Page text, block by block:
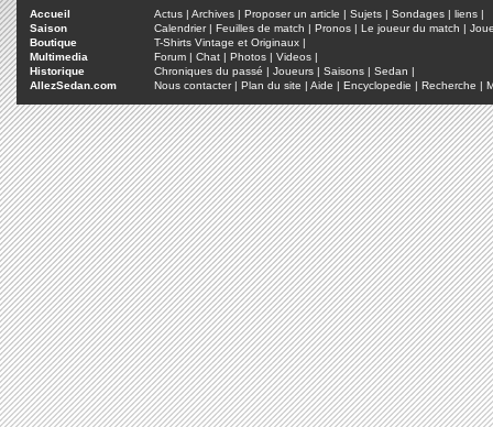
Accueil Actus | Archives | Proposer un article | Sujets | Sondages | liens |
Saison
Calendrier| Feuilles de match | Pronos | Le joueur du match |
Boutique
T-Shirts Vintage et Originaux |
Multimedia
Forum | Chat | Photos | Videos |
Historique
Chroniques du passé | Joueurs | Saisons | Sedan |
AllezSedan.com
Nous contacter| Plan du site | Aide | Encyclopedie | Recherche |